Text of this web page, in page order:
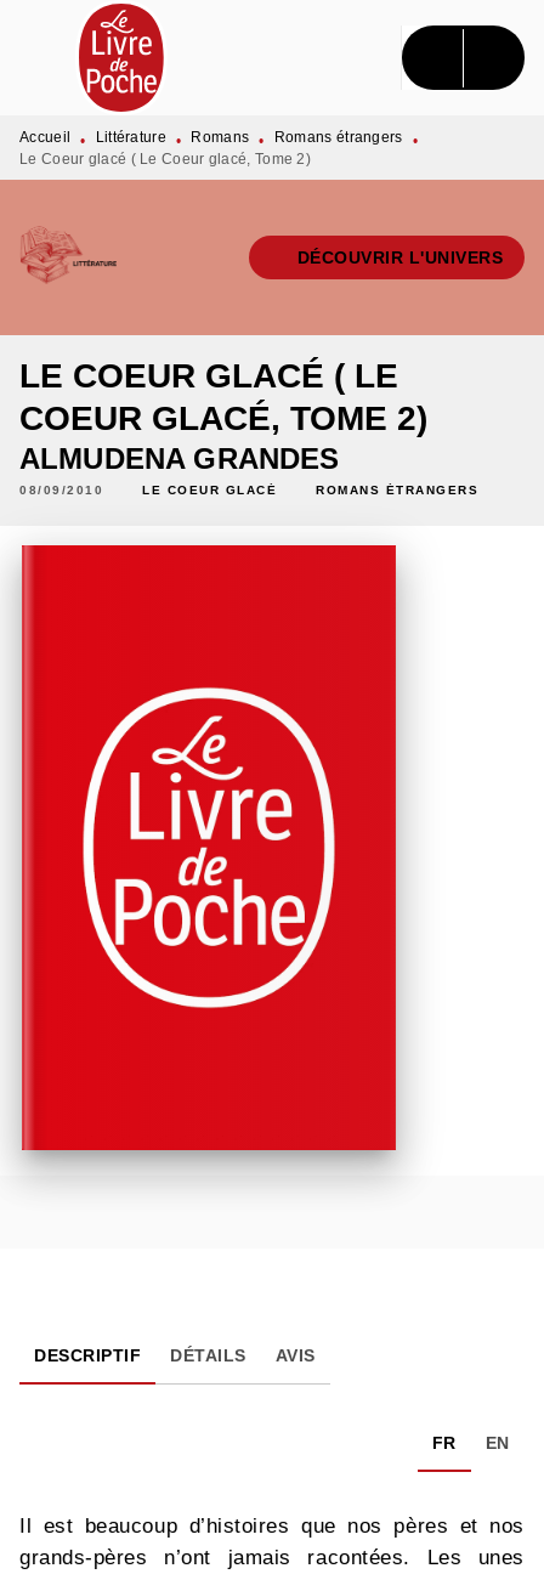
MENU RECHERCHE CONTENU
PIED DE PAGE
Accueil • Littérature • Romans • Romans étrangers
•
Le Coeur glacé ( Le Coeur glacé, Tome 2)
DÉCOUVRIR L'UNIVERS
LE COEUR GLACÉ ( LE
COEUR GLACÉ, TOME 2)
ALMUDENA GRANDES
08/09/2010 LE COEUR GLACÉ ROMANS ÉTRANGERS
DESCRIPTIF DÉTAILS AVIS
FR EN
Il est beaucoup d’histoires que nos pères et nos
grands-pères n’ont jamais racontées. Les unes